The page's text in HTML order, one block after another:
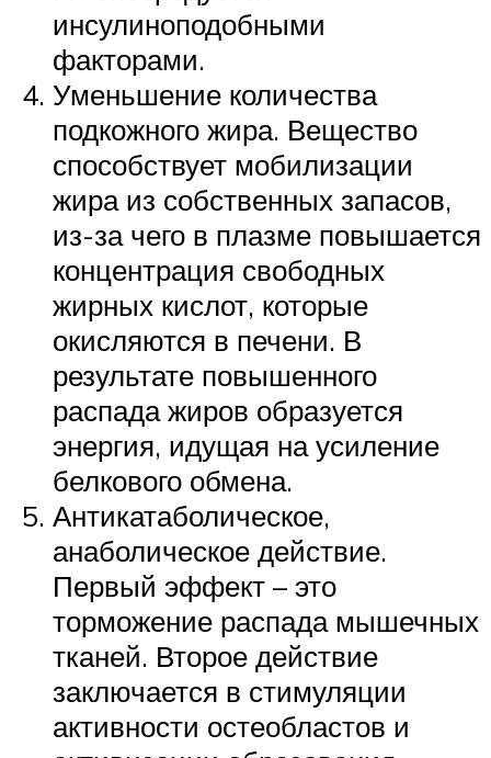
инсулиноподобными
факторами.
Уменьшение количества
подкожного жира. Вещество
способствует мобилизации
жира из собственных запасов,
из-за чего в плазме повышается
концентрация свободных
жирных кислот, которые
окисляются в печени. В
результате повышенного
распада жиров образуется
энергия, идущая на усиление
белкового обмена.
Антикатаболическое,
анаболическое действие.
Первый эффект – это
торможение распада мышечных
тканей. Второе действие
заключается в стимуляции
активности остеобластов и